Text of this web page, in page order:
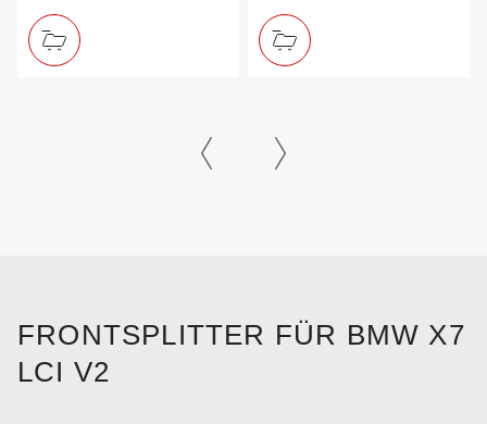
FRONTSPLITTER FÜR BMW X7
LCI V2